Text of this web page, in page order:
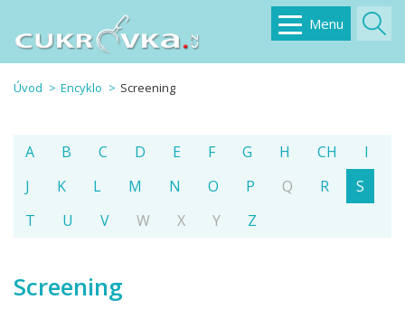
Menu
Úvod Encyklo Screening
A B C D E F G H CH
I
J
K L M N O P Q R
S
T
U V W X Y Z
Screening